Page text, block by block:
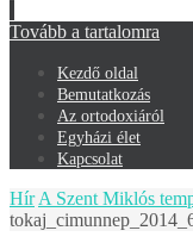
Tovább a tartalomra
Kezdő oldal
Bemutatkozás
Az ortodoxiáról
Egyházi élet
Kapcsolat
Hír A Szent Miklós